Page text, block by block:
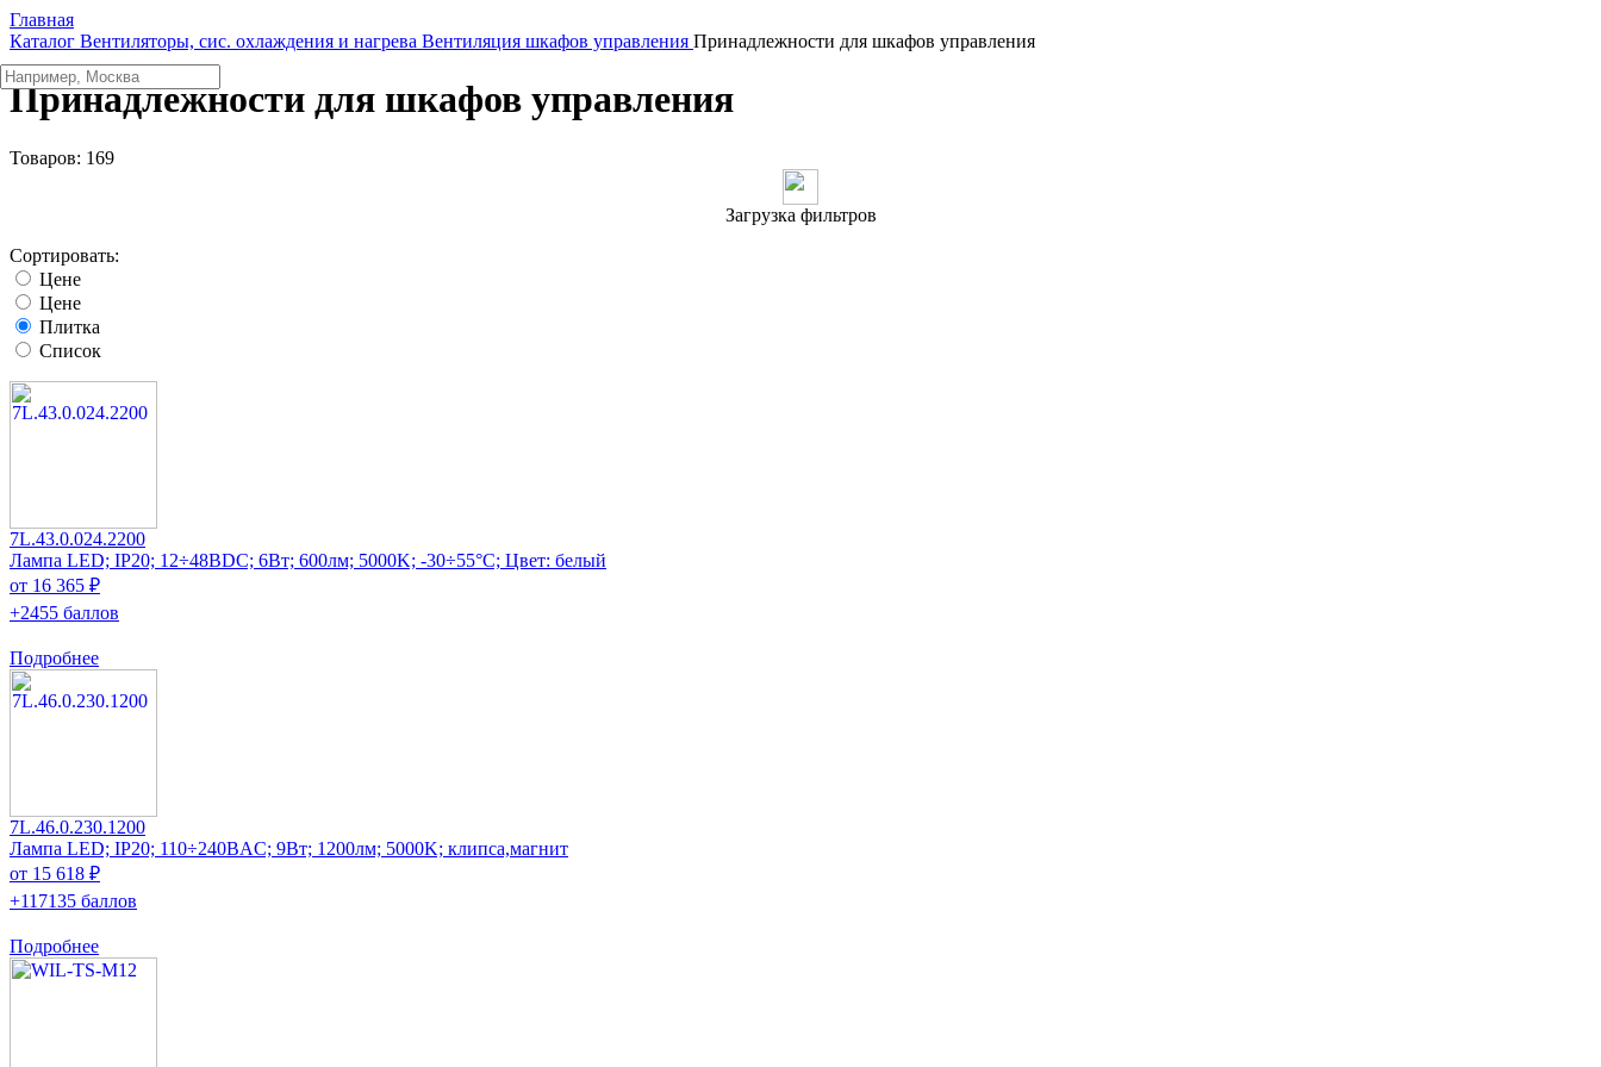
Главная
Каталог Вентиляторы, сис. охлаждения и нагрева Вентиляция шкафов управления Принадлежности для шкафов управления
Принадлежности для шкафов управления
Товаров: 169
Загрузка фильтров
Сортировать:
Цене
Цене
Плитка
Список
7L.43.0.024.2200
Лампа LED; IP20; 12÷48ВDC; 6Вт; 600лм; 5000K; -30÷55°C; Цвет: белый
от 16 365 ₽
+2455 баллов
Подробнее
7L.46.0.230.1200
Лампа LED; IP20; 110÷240ВAC; 9Вт; 1200лм; 5000K; клипса,магнит
от 15 618 ₽
+117135 баллов
Подробнее